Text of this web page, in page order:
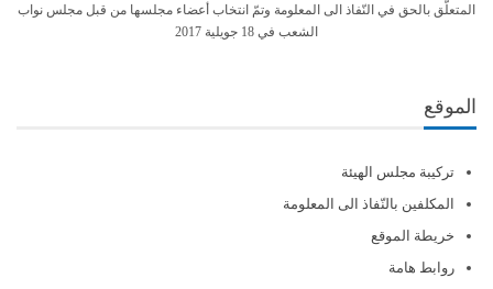
المتعلّق بالحق في النّفاذ الى المعلومة وتمّ انتخاب أعضاء مجلسها من قبل مجلس نواب
الشعب في 18 جويلية 2017
الموقع
تركيبة مجلس الهيئة
المكلفين بالنّفاذ الى المعلومة
خريطة الموقع
روابط هامة